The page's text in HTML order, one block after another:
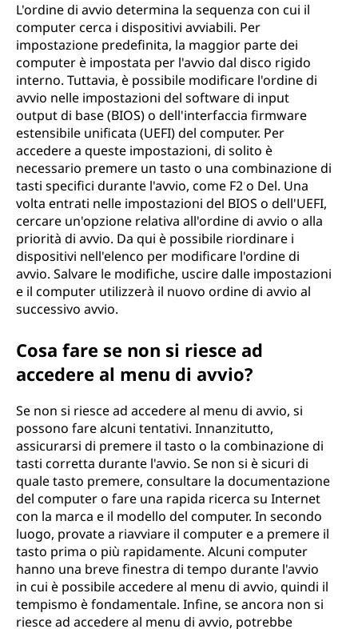
L'ordine di avvio determina la sequenza con cui il
computer cerca i dispositivi avviabili. Per
impostazione predefinita, la maggior parte dei
computer è impostata per l'avvio dal disco rigido
interno. Tuttavia, è possibile modificare l'ordine di
avvio nelle impostazioni del software di input
output di base (BIOS) o dell'interfaccia firmware
estensibile unificata (UEFI) del computer. Per
accedere a queste impostazioni, di solito è
necessario premere un tasto o una combinazione di
tasti specifici durante l'avvio, come F2 o Del. Una
volta entrati nelle impostazioni del BIOS o dell'UEFI,
cercare un'opzione relativa all'ordine di avvio o alla
priorità di avvio. Da qui è possibile riordinare i
dispositivi nell'elenco per modificare l'ordine di
avvio. Salvare le modifiche, uscire dalle impostazioni
e il computer utilizzerà il nuovo ordine di avvio al
successivo avvio.
Cosa fare se non si riesce ad
accedere al menu di avvio?
Se non si riesce ad accedere al menu di avvio, si
possono fare alcuni tentativi. Innanzitutto,
assicurarsi di premere il tasto o la combinazione di
tasti corretta durante l'avvio. Se non si è sicuri di
quale tasto premere, consultare la documentazione
del computer o fare una rapida ricerca su Internet
con la marca e il modello del computer. In secondo
luogo, provate a riavviare il computer e a premere il
tasto prima o più rapidamente. Alcuni computer
hanno una breve finestra di tempo durante l'avvio
in cui è possibile accedere al menu di avvio, quindi il
tempismo è fondamentale. Infine, se ancora non si
riesce ad accedere al menu di avvio, potrebbe